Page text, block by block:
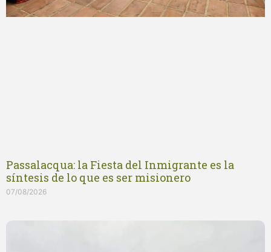
Passalacqua: la Fiesta del Inmigrante es la
síntesis de lo que es ser misionero
07/08/2026